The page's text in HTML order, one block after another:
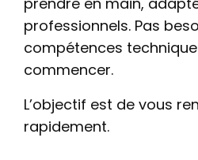
professionnels. Pas
compétences
commencer.
L’objectif est de vous
rapidement.